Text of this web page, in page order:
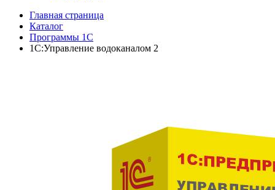
Главная страница
Каталог
Программы 1С
1С:Управление водоканалом 2